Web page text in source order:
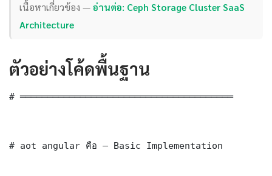
เนื้อหาเกี่ยวข้อง —อ่านต่อ: Ceph Storage Cluster SaaS
Architecture
ตัวอย่างโค้ดพื้นฐาน
# ═══════════════════════════════════════
# aot angular คือ — Basic Implementation